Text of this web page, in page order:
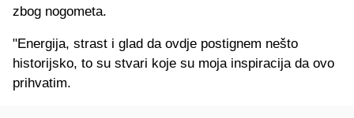
zbog nogometa.
"Energija, strast i glad da ovdje postignem nešto
historijsko, to su stvari koje su moja inspiracija da ovo
prihvatim.